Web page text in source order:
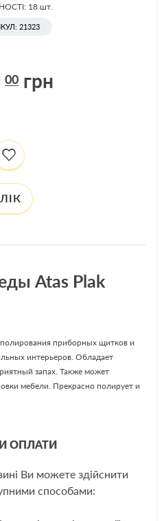
18 шт.
21323
00 грн
Atas Plak
приборных щитков и
интерьеров. Обладает
запах. Также может
мебели. Прекрасно полирует и
отполировать до блеска
ОПЛАТИ
Ви можете здійснити
способами: